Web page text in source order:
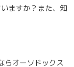
ますか？また、知
らオーソドックス